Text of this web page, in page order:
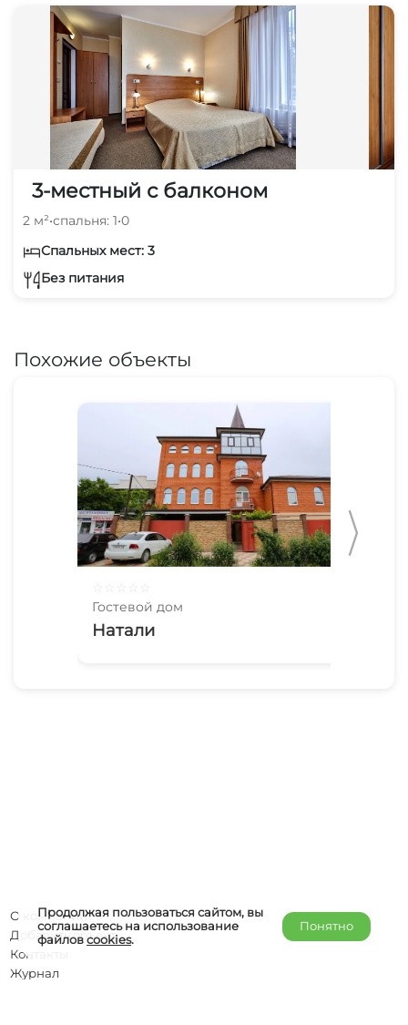
3-местный с балконом
2 м²•спальня: 1•0
Спальных мест: 3
Без питания
Похожие объекты
Гостевой дом
Натали
Продолжая пользоваться сайтом, вы
соглашаетесь на использование
файловcookies.
Понятно
О компании
Добавить объект
Контакты
Журнал